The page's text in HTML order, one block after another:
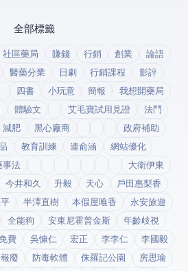
全部標籤
社區藥局 賺錢 行銷 創業
論語
醫藥分業 日劇 行銷課程
影評
四書 小玩意 簡報
我想開藥局
體驗文 艾毛寶試用見證
法鬥
減肥 黑心廠商
政府補助
教育訓練 連俞涵
網站優化
事法
大衛伊東
今井和久 升毅 天心
戶田惠梨香
半澤直樹 本假屋唯香
永安旅遊
全能狗 安東尼霍普金斯
年齡歧視
費 吳慷仁 宏正 李李仁
李國毅
廢 防毒軟體 侏羅記公園
房思瑜